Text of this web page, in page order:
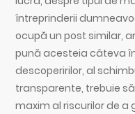
întreprinderii
ocupă un post similar,
pună acesteia câteva
descoperirilor, al
transparente, trebuie
maxim al riscurilor de a